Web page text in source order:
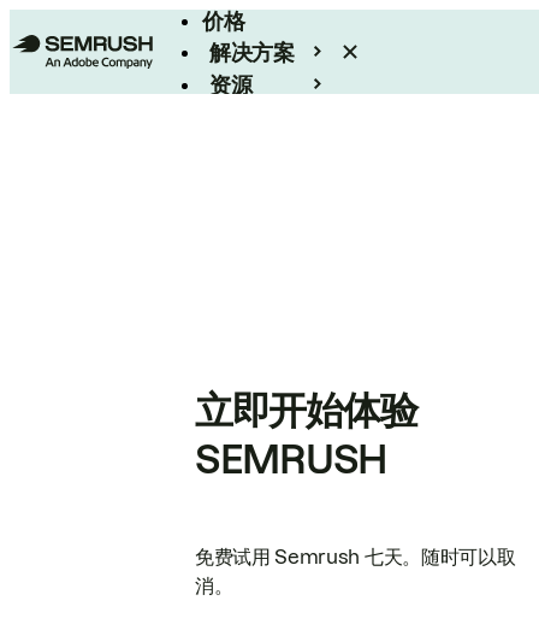
价格
解决方案
资源
立即开始体验
SEMRUSH
免费试用 Semrush 七天。随时可以取
消。